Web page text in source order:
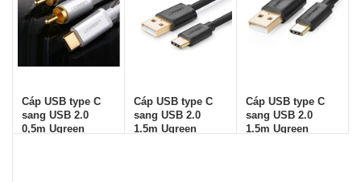
Cáp USB type C
sang USB 2.0
0,5m Ugreen
Cáp USB type C
sang USB 2.0
1.5m Ugreen
Cáp USB type C
sang USB 2.0
1.5m Ugreen